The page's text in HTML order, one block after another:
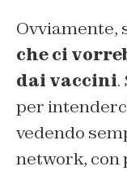
Ovviamente,
che ci
dai vaccini.
per
vedendo
network, con